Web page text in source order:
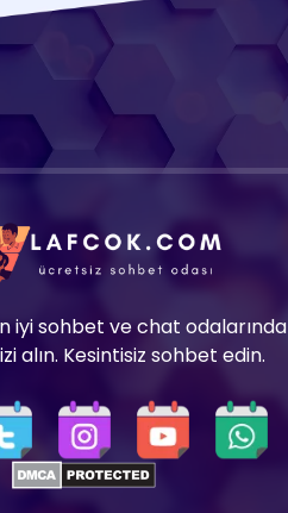
iyi sohbet ve chat odalarında
alın. Kesintisiz sohbet edin.